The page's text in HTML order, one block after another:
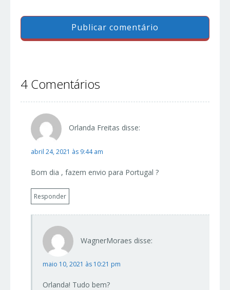
4 Comentários
Orlanda Freitas disse:
abril 24, 2021 às 9:44 am
Bom dia , fazem envio para Portugal ?
Responder
WagnerMoraes disse:
maio 10, 2021 às 10:21 pm
Orlanda! Tudo bem?